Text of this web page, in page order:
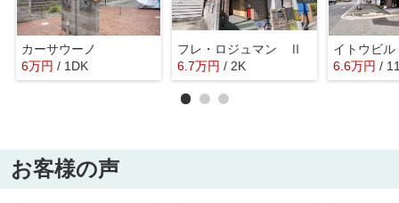
カーサウーノ
6万円 / 1DK
フレ・ロジュマン Ⅱ
6.7万円 / 2K
イトウビル
6.6万円 /
お客様の声